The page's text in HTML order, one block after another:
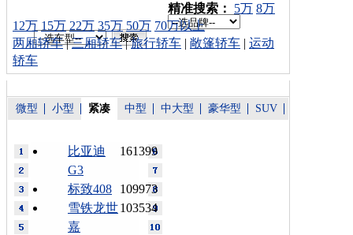
车型搜索：
精准搜索： 5万 8万
12万 15万 22万 35万 50万 70万以上
两厢轿车|三厢轿车|旅行轿车 | 敞篷轿车 | 运动
轿车
微型 小型 紧凑 中型 中大型 豪华型 SUV
161399
比亚迪
G3
109973
标致408
103534
雪铁龙世
嘉